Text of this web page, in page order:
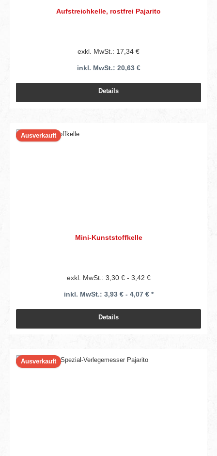
Aufstreichkelle, rostfrei Pajarito
exkl. MwSt.: 17,34 €
inkl. MwSt.: 20,63 €
Details
Ausverkauft
Mini-Kunststoffkelle
exkl. MwSt.: 3,30 € - 3,42 €
inkl. MwSt.: 3,93 € - 4,07 € *
Details
Ausverkauft